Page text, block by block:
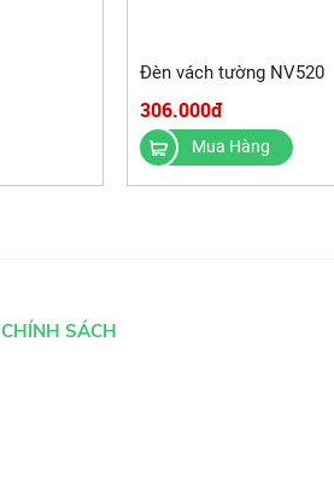
Đèn vách tường NV520
306.000đ
Mua Hàng
CHÍNH SÁCH